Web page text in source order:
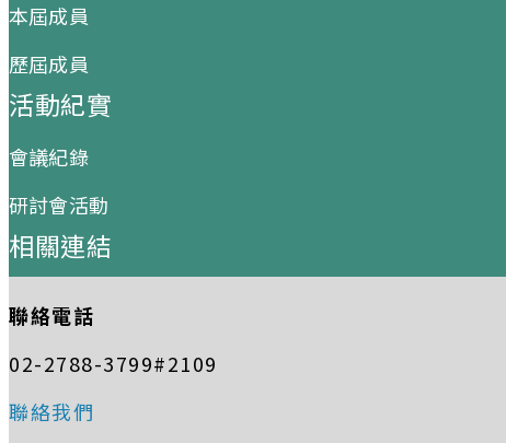
本屆成員
歷屆成員
活動紀實
會議紀錄
研討會活動
相關連結
聯絡電話
02-2788-3799#2109
聯絡我們